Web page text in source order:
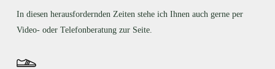
In diesen herausfordernden Zeiten stehe ich Ihnen auch gerne per
Video- oder Telefonberatung zur Seite.